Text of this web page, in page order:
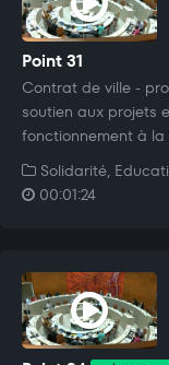
Point 31
Contrat de ville -
soutien aux projets
fonctionnement à la
Solidarité,
00:01:24